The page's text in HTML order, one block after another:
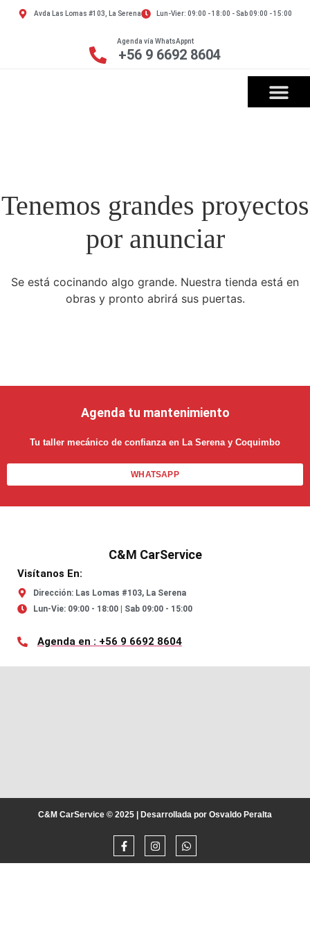
Avda Las Lomas #103, La Serena Lun-Vier: 09:00 - 18:00 - Sab 09:00 - 15:00
Agenda vía WhatsAppnt
+56 9 6692 8604
Tenemos grandes proyectos
por anunciar
Se está cocinando algo grande. Nuestra tienda está en
obras y pronto abrirá sus puertas.
Agenda tu mantenimiento
Tu taller mecánico de confianza en La Serena y Coquimbo
WHATSAPP
C&M CarService
Visítanos En:
Dirección: Las Lomas #103, La Serena
Lun-Vie: 09:00 - 18:00 | Sab 09:00 - 15:00
Agenda en : +56 9 6692 8604
C&M CarService © 2025 | Desarrollada por Osvaldo Peralta